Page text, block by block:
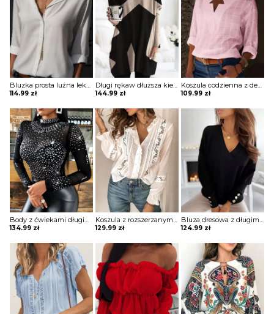
Bluzka prosta luźna lekki v dekolt z guzikami kołnierzem długie proste rękawy Melusine
114.99 zł
Długi rękaw dłuższa kieszenie geometryczny wzór do pracy na co dzień wygodna sweter bluza Daisie
144.99 zł
Koszula codzienna z dekoltem w kształcie gwiazdy bluzka Oscarina
109.99 zł
Body z ćwiekami długim rękawem Kaludka
134.99 zł
Koszula z rozszerzanymi rękawami i kwiatową koronką w szwajcarskie kropki bluzka Yongsoon
129.99 zł
Bluza dresowa z długimi rękawami gładkim dekoltem w szpic i guzikami Phillippa
124.99 zł